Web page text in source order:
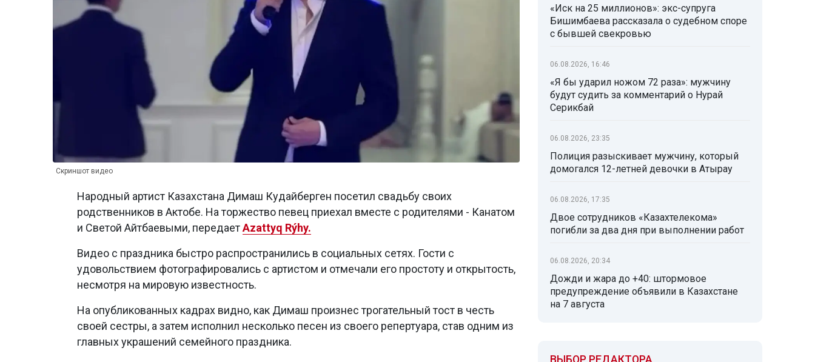
Скриншот видео
Народный артист Казахстана Димаш Кудайберген посетил свадьбу своих
родственников в Актобе. На торжество певец приехал вместе с родителями - Канатом
и Светой Айтбаевыми, передаетAzattyq Rýhy.
Видео с праздника быстро распространились в социальных сетях. Гости с
удовольствием фотографировались с артистом и отмечали его простоту и открытость,
несмотря на мировую известность.
На опубликованных кадрах видно, как Димаш произнес трогательный тост в честь
своей сестры, а затем исполнил несколько песен из своего репертуара, став одним из
главных украшений семейного праздника.
«Иск на 25 миллионов»: экс-супруга
Бишимбаева рассказала о судебном споре
с бывшей свекровью
06.08.2026, 16:46
«Я бы ударил ножом 72 раза»: мужчину
будут судить за комментарий о Нурай
Серикбай
06.08.2026, 23:35
Полиция разыскивает мужчину, который
домогался 12-летней девочки в Атырау
06.08.2026, 17:35
Двое сотрудников «Казахтелекома»
погибли за два дня при выполнении работ
06.08.2026, 20:34
Дожди и жара до +40: штормовое
предупреждение объявили в Казахстане
на 7 августа
ВЫБОР РЕДАКТОРА